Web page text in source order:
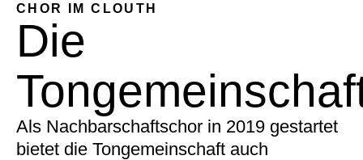
CHOR IM CLOUTH
Die
Als Nachbarschaftschor in 2019 gestartet
bietet die Tongemeinschaft auch